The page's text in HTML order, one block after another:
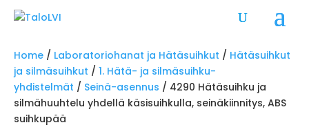
Home / Laboratoriohanat ja Hätäsuihkut / Hätäsuihkut
ja silmäsuihkut / 1. Hätä- ja silmäsuihku-
yhdistelmät / Seinä-asennus / 4290 Hätäsuihku ja
silmähuuhtelu yhdellä käsisuihkulla, seinäkiinnitys, ABS
suihkupää